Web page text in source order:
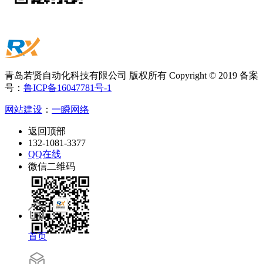
青岛若贤自动化科技有限公司 版权所有 Copyright © 2019 备案
号： 鲁ICP备16047781号-1
网站建设 ： 一瞬网络
返回顶部
132-1081-3377
QQ在线
微信二维码
首页